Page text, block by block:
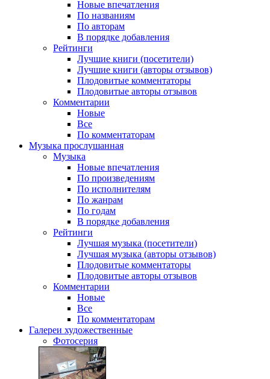
Новые впечатления
По названиям
По авторам
В порядке добавления
Рейтинги
Лучшие книги (посетители)
Лучшие книги (авторы отзывов)
Плодовитые комментаторы
Плодовитые авторы отзывов
Комментарии
Новые
Все
По комментаторам
Музыка прослушанная
Музыка
Новые впечатления
По произведениям
По исполнителям
По жанрам
По годам
В порядке добавления
Рейтинги
Лучшая музыка (посетители)
Лучшая музыка (авторы отзывов)
Плодовитые комментаторы
Плодовитые авторы отзывов
Комментарии
Новые
Все
По комментаторам
Галереи художественные
Фотосерия